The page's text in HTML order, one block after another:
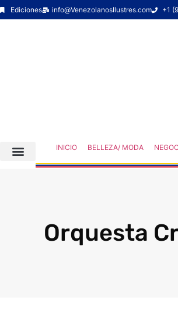
Ediciones info@VenezolanosIlustres.com +1
INICIO BELLEZA/ MODA
Orquesta